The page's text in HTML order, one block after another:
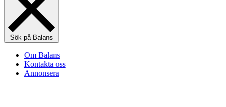
Sök på Balans
Om Balans
Kontakta oss
Annonsera